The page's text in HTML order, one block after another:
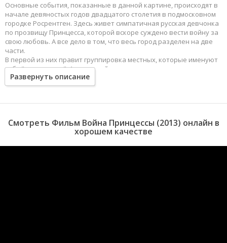
Основные события, показанные в данной картине, происходят в
начале девяностых годов двадцатого столетия в подмосковном
городке Росрентген. Здесь живет симпатичная русская девчонка
по прозвищу Принцесса, которой вскоре суждено вести войну за
свою любовь. А все дело в том, что весь город разделен на две
части.
В первой из них правит группировка местных, которые именуют
себя "рентгенами". А во второй части города власть держат
приезжие с Кавказа, преимущественно беженцы. Они зовутся не
иначе как "абреки". А наша героиня полюбила кавказца,
Развернуть описание
Смотреть Фильм Война Принцессы (2013) онлайн в
хорошем качестве